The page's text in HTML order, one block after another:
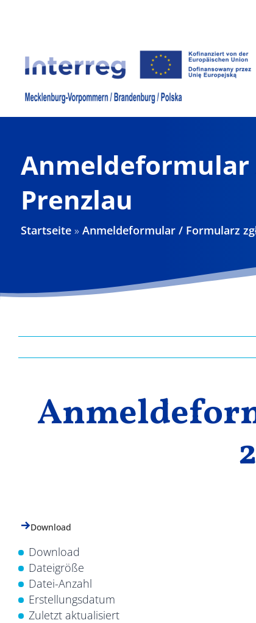
Anmeldeformular
Prenzlau
Startseite »Anmeldeformular / Formularz
Download
Download
Dateigröße
Datei-Anzahl
Erstellungsdatum
Zuletzt aktualisiert